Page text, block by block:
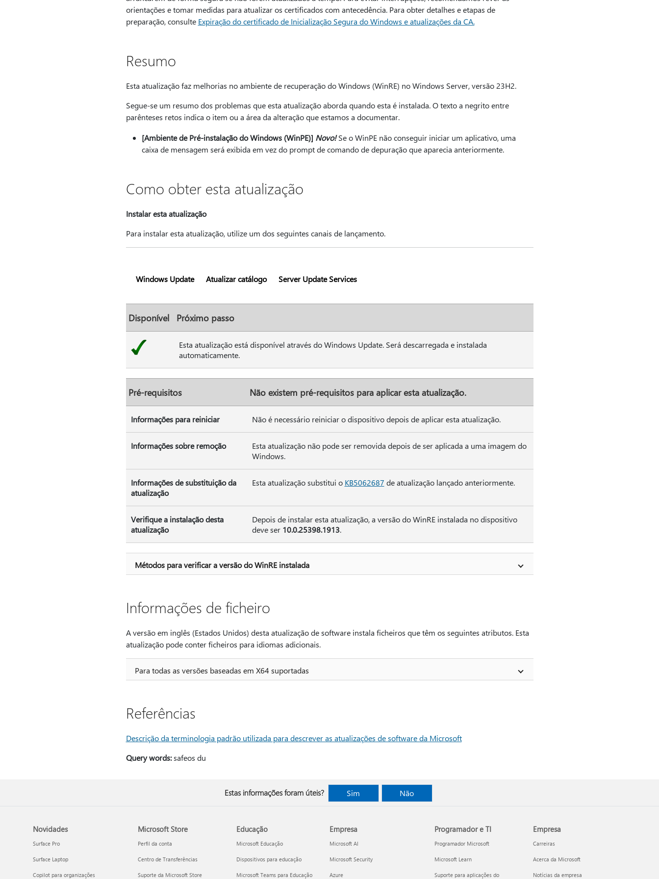
orientações e tomar medidas para atualizar os certificados com antecedência. Para obter detalhes e etapas de
preparação, consulte Expiração do certificado de Inicialização Segura do Windows e atualizações da CA.
Resumo
Esta atualização faz melhorias no ambiente de recuperação do Windows (WinRE) no Windows Server, versão 23H2.
Segue-se um resumo dos problemas que esta atualização aborda quando esta é instalada. O texto a negrito entre
parênteses retos indica o item ou a área da alteração que estamos a documentar.
[Ambiente de Pré-instalação do Windows (WinPE)] Novo!Se o WinPE não conseguir iniciar um aplicativo, uma
caixa de mensagem será exibida em vez do prompt de comando de depuração que aparecia anteriormente.
Como obter esta atualização
Instalar esta atualização
Para instalar esta atualização, utilize um dos seguintes canais de lançamento.
Windows Update Atualizar catálogo Server Update Services
Disponível Próximo passo
Esta atualização está disponível através do Windows Update. Será descarregada e instalada
automaticamente.
Pré-requisitos Não existem pré-requisitos para aplicar esta atualização.
Informações para reiniciar Não é necessário reiniciar o dispositivo depois de aplicar esta atualização.
Informações sobre remoção
Esta atualização não pode ser removida depois de ser aplicada a uma imagem do
Windows.
Informações de substituição da
atualização
Esta atualização substitui o KB5062687 de atualização lançado anteriormente.
Verifique a instalação desta
atualização
Depois de instalar esta atualização, a versão do WinRE instalada no dispositivo
deve ser 10.0.25398.1913.
Métodos para verificar a versão do WinRE instalada
Informações de ficheiro
A versão em inglês (Estados Unidos) desta atualização de software instala ficheiros que têm os seguintes atributos. Esta
atualização pode conter ficheiros para idiomas adicionais.
Para todas as versões baseadas em X64 suportadas
Referências
Descrição da terminologia padrão utilizada para descrever as atualizações de software da Microsoft
Query words:safeos du
Estas informações foram úteis? Sim Não
Novidades
Surface Pro
Surface Laptop
Copilot para organizações
Microsoft Store
Perfil da conta
Centro de Transferências
Suporte da Microsoft Store
Educação
Microsoft Educação
Dispositivos para educação
Microsoft Teams para Educação
Empresa
Microsoft AI
Microsoft Security
Azure
Programador e TI
Programador Microsoft
Microsoft Learn
Suporte para aplicações do
Empresa
Carreiras
Acerca da Microsoft
Notícias da empresa